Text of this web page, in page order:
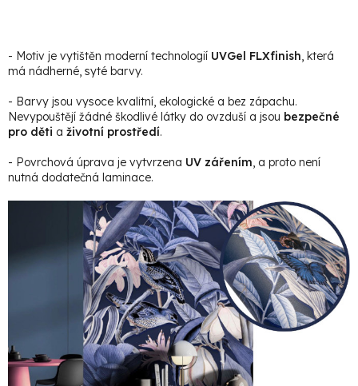
- Motiv je vytištěn moderní technologií UVGel FLXfinish, která
má nádherné, syté barvy.
- Barvy jsou vysoce kvalitní, ekologické a bez zápachu.
Nevypouštějí žádné škodlivé látky do ovzduší a jsou bezpečné
pro děti a životní prostředí.
- Povrchová úprava je vytvrzena UV zářením, a proto není
nutná dodatečná laminace.